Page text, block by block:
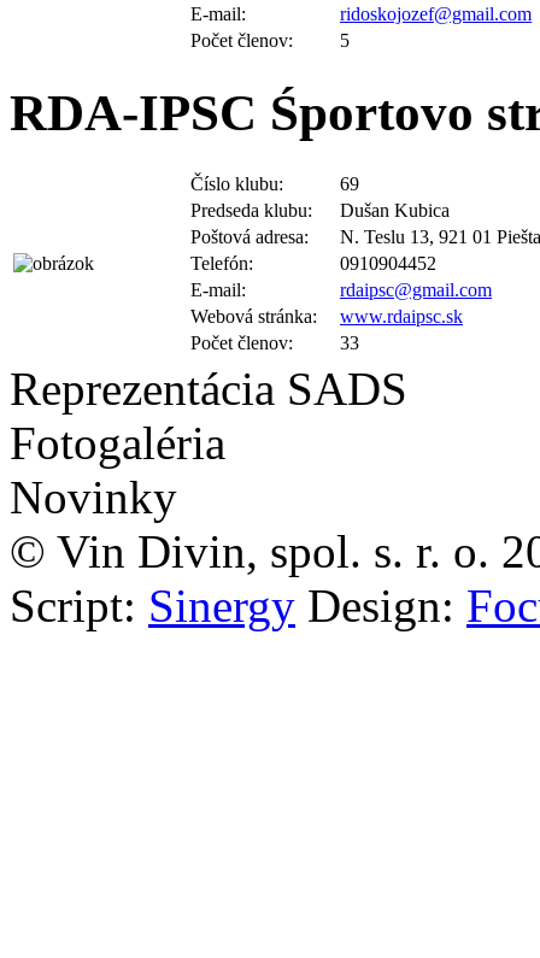
Počet členov:
5
RDA-IPSC Śportovo
Predseda klubu:
Dušan Kubica
Poštová adresa:
N. Teslu 13, 921 01
Telefón:
0910904452
E-mail:
rdaipsc@gmail.com
Webová stránka:
www.rdaipsc.sk
Počet členov:
33
Reprezentácia SADS
Fotogaléria
Novinky
© Vin Divin, spol. s. r. o.
Script: SinergyDesign: